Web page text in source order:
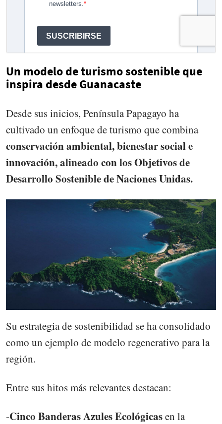
Un modelo de turismo sostenible que
inspira desde Guanacaste
Desde sus inicios, Península Papagayo ha
cultivado un enfoque de turismo que combina
conservación ambiental, bienestar social e
innovación, alineado con los Objetivos de
Desarrollo Sostenible de Naciones Unidas.
Su estrategia de sostenibilidad se ha consolidado
como un ejemplo de modelo regenerativo para la
región.
Entre sus hitos más relevantes destacan:
-Cinco Banderas Azules Ecológicasen la